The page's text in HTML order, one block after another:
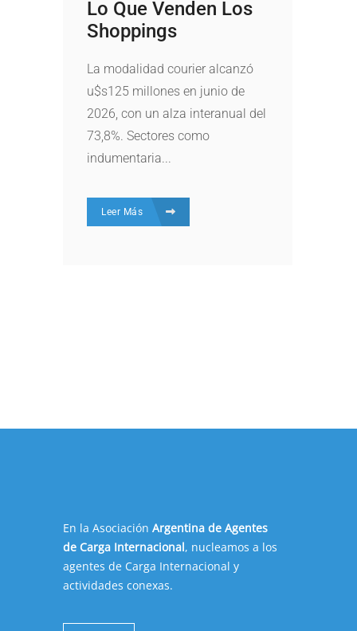
Lo Que Venden Los
Shoppings
La modalidad courier alcanzó
u$s125 millones en junio de
2026, con un alza interanual del
73,8%. Sectores como
indumentaria...
Leer Más
En la Asociación Argentina de Agentes
de Carga Internacional, nucleamos a los
agentes de Carga Internacional y
actividades conexas.